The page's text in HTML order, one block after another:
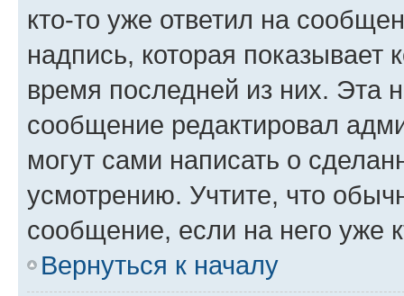
кто-то уже ответил на
надпись, которая показывает
время последней из них. Эта
сообщение редактировал
могут сами написать о
усмотрению. Учтите, что
сообщение, если на него уже
Вернуться к началу